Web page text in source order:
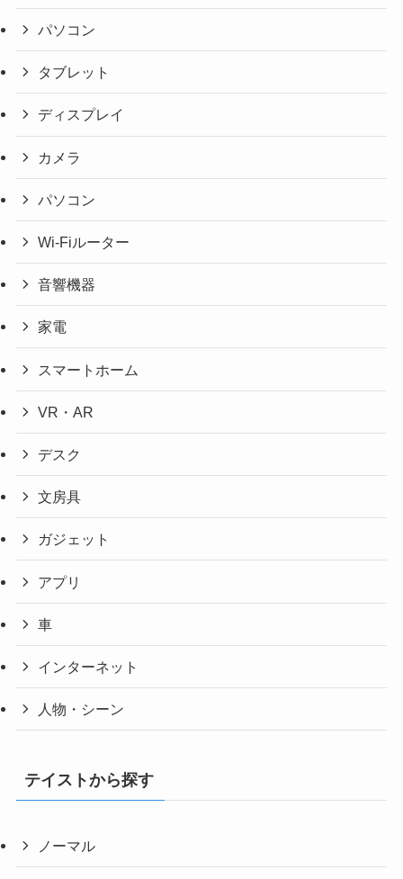
パソコン
タブレット
ディスプレイ
カメラ
パソコン
Wi-Fiルーター
音響機器
家電
スマートホーム
VR・AR
デスク
文房具
ガジェット
アプリ
車
インターネット
人物・シーン
テイストから探す
ノーマル